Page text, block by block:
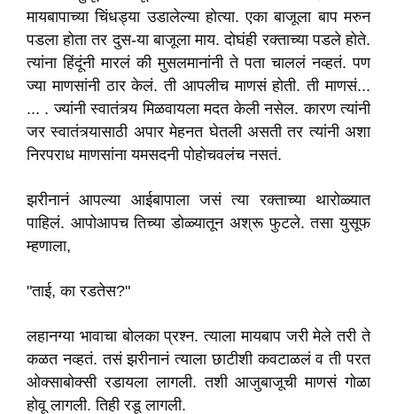
मायबापाच्या चिंधड्या उडालेल्या होत्या. एका बाजूला बाप मरुन
पडला होता तर दुस-या बाजूला माय. दोघंही रक्ताच्या पडले होते.
त्यांना हिंदूंनी मारलं की मुसलमानांनी ते पता चाललं नव्हतं. पण
ज्या माणसांनी ठार केलं. ती आपलीच माणसं होती. ती माणसं...
... . ज्यांनी स्वातंत्र्य मिळवायला मदत केली नसेल. कारण त्यांनी
जर स्वातंत्र्यासाठी अपार मेहनत घेतली असती तर त्यांनी अशा
निरपराध माणसांना यमसदनी पोहोचवलंच नसतं.
झरीनानं आपल्या आईबापाला जसं त्या रक्ताच्या थारोळ्यात
पाहिलं. आपोआपच तिच्या डोळ्यातून अश्रू फुटले. तसा युसूफ
म्हणाला,
"ताई, का रडतेस?"
लहानग्या भावाचा बोलका प्रश्न. त्याला मायबाप जरी मेले तरी ते
कळत नव्हतं. तसं झरीनानं त्याला छाटीशी कवटाळलं व ती परत
ओक्साबोक्सी रडायला लागली. तशी आजुबाजूची माणसं गोळा
होवू लागली. तिही रडू लागली.